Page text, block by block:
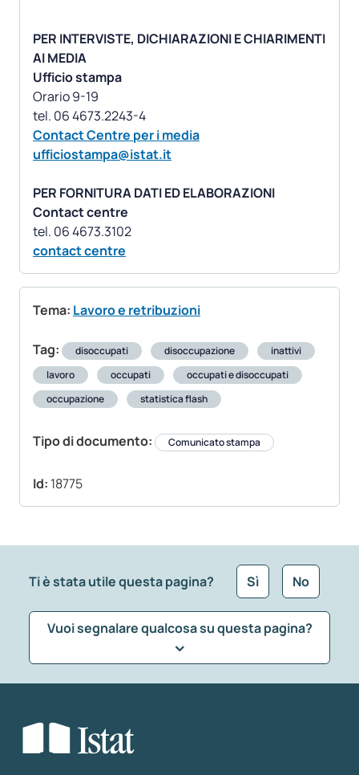
PER INTERVISTE, DICHIARAZIONI E CHIARIMENTI
AI MEDIA
Ufficio stampa
Orario 9-19
Contact Centre per i media
ufficiostampa@istat.it
PER FORNITURA DATI ED ELABORAZIONI
Contact centre
contact centre
Tema: Lavoro e retribuzioni
Tag: disoccupati disoccupazione
inattivi
lavoro
occupati
occupati e disoccupati
occupazione
statistica flash
Tipo di documento: Comunicato stampa
Id: 18775
Ti è stata utile questa pagina? Sì No
Vuoi segnalare qualcosa su questa pagina?
Seleziona la tipologia della segnalazione